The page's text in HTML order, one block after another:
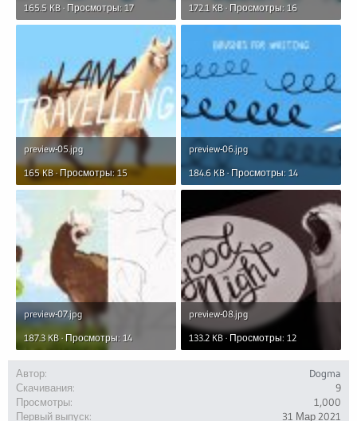
165.5 KB · Просмотры: 17
172.1 KB · Просмотры: 16
preview-05.jpg
165 KB · Просмотры: 15
preview-06.jpg
184.6 KB · Просмотры: 14
preview-07.jpg
187.3 KB · Просмотры: 14
preview-08.jpg
133.2 KB · Просмотры: 12
Автор
Dogma
Скачивания
9
Просмотры
1,000
Первый выпуск
31 Мар 2021